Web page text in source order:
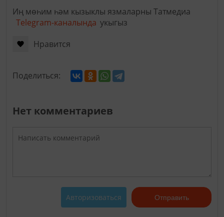
Иң мөһим һәм кызыклы язмаларны Татмедиа
Telegram-каналында укыгыз
Нравится
Поделиться:
Нет комментариев
Авторизоваться Отправить